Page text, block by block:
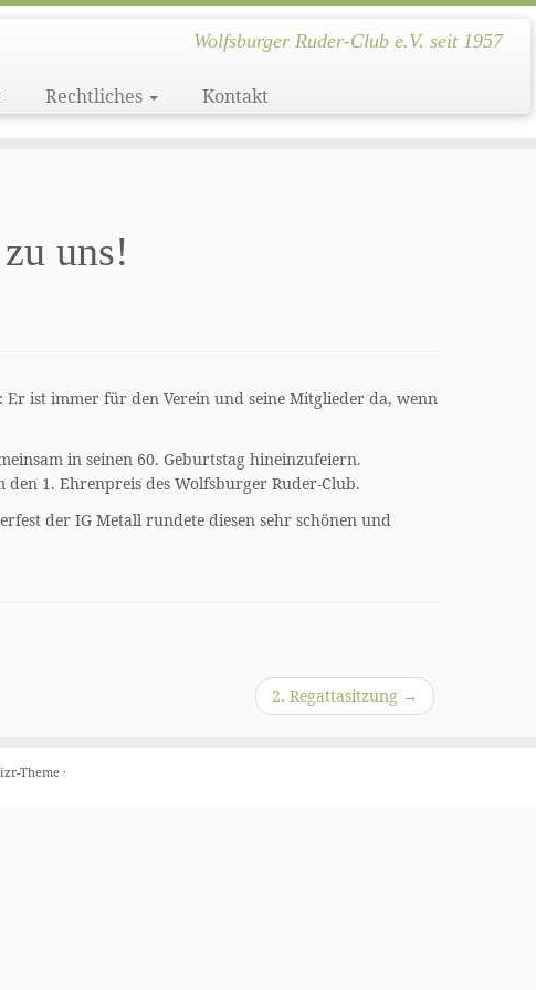
Wolfsburger Ruder-Club e.V. seit 1957
Rechtliches Kontakt
uns!
ist immer für den Verein und seine Mitglieder da, wenn
in seinen 60. Geburtstag hineinzufeiern.
1. Ehrenpreis des Wolfsburger Ruder-Club.
der IG Metall rundete diesen sehr schönen und
2. Regattasitzung →
Theme·